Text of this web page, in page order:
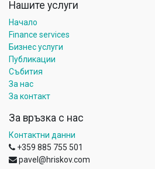
Нашите услуги
Начало
Finance services
Бизнес услуги
Публикации
Събития
За нас
За контакт
За връзка с нас
Контактни данни
+359 885 755 501
pavel@hriskov.com